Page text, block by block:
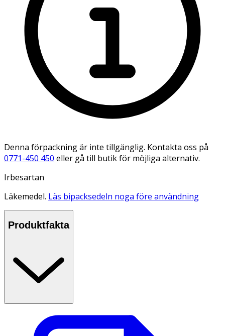
Denna förpackning är inte tillgänglig. Kontakta oss på
0771-450 450 eller gå till butik för möjliga alternativ.
Irbesartan
Läkemedel. Läs bipacksedeln noga före användning
Produktfakta